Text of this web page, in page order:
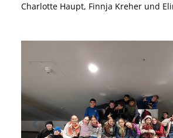
Charlotte Haupt, Finnja Kreher und